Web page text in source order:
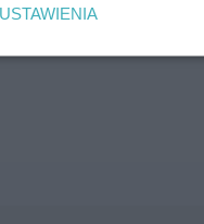
ogłoszenie nie
USTAWIENIA